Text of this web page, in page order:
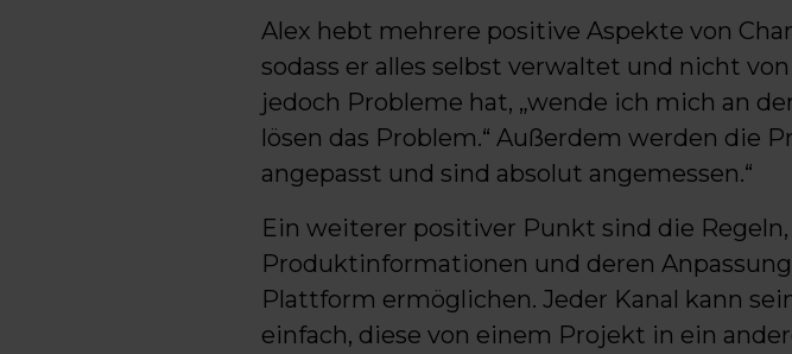
Alex hebt mehrere positive Aspekte von
sodass er alles selbst verwaltet und nicht
jedoch Probleme hat, „wende ich mich an
lösen das Problem.“ Außerdem werden die
angepasst und sind absolut angemessen.“
Ein weiterer positiver Punkt sind die
Produktinformationen und deren
Plattform ermöglichen. Jeder Kanal kann
einfach, diese von einem Projekt in ein